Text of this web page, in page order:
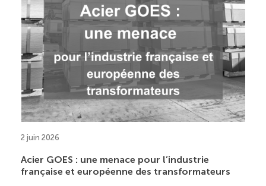
2 juin 2026
Acier GOES : une menace pour l’industrie
française et européenne des transformateurs